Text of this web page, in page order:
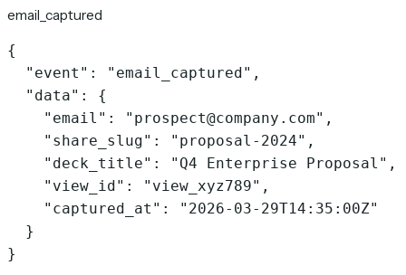
email_captured
{
  "event": "email_captured",
  "data": {
    "email": "prospect@company.com",
    "share_slug": "proposal-2024",
    "deck_title": "Q4 Enterprise Proposal",
    "view_id": "view_xyz789",
    "captured_at": "2026-03-29T14:35:00Z"
  }
}